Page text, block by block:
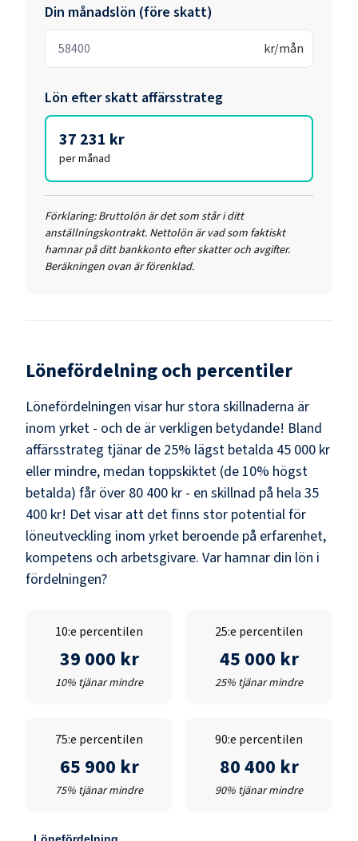
Din månadslön (före skatt)
kr/mån
Lön efter skatt affärsstrateg
37 231 kr
per månad
Förklaring: Bruttolön är det som står i ditt
anställningskontrakt. Nettolön är vad som faktiskt
hamnar på ditt bankkonto efter skatter och avgifter.
Beräkningen ovan är förenklad.
Lönefördelning och percentiler
Lönefördelningen visar hur stora skillnaderna är
inom yrket - och de är verkligen betydande! Bland
affärsstrateg tjänar de 25% lägst betalda 45 000 kr
eller mindre, medan toppskiktet (de 10% högst
betalda) får över 80 400 kr - en skillnad på hela 35
400 kr! Det visar att det finns stor potential för
löneutveckling inom yrket beroende på erfarenhet,
kompetens och arbetsgivare. Var hamnar din lön i
fördelningen?
10:e percentilen
39 000 kr
10% tjänar mindre
25:e percentilen
45 000 kr
25% tjänar mindre
75:e percentilen
65 900 kr
75% tjänar mindre
90:e percentilen
80 400 kr
90% tjänar mindre
Lönefördelning